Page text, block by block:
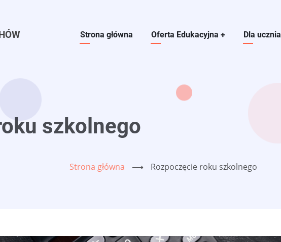
Main navigation
Strona główna Oferta Edukacyjna + Dla ucznia
szkolnego
Strona główna ⟶ Rozpoczęcie roku szkolnego